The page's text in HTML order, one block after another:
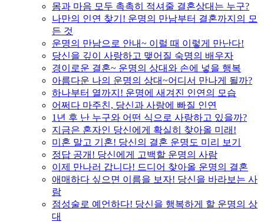
몸과 마음 모두 촉촉히 적셔줄 결혼상대는 누구?
나만의 인연 찾기! 운명의 만남부터 결혼까지의 모
든 것
운명의 만남으로 안내~ 이럴 때 이렇게 만난다!
당신을 깊이 사랑하고 맺어질 숙명의 배우자
경이로운 결혼~ 운명의 상대와 손에 넣을 행복
아름다운 나의 운명의 상대~어디서 만나게 될까?
하나부터 열까지! 운명에 새겨진 인연의 모습
어쩌다 마주친, 당신과 사랑에 빠질 인연
1년 후 난 누구와 어떤 식으로 사랑하고 있을까?
지금은 혼자인 당신에게 확실히 찾아올 미래!
미혼 말고 기혼! 당신의 결혼 운명도 미리 보기
정답 공개! 당신에게 고백할 운명의 사람
이제 만나러 갑니다! 드디어 찾아올 운명의 결혼
애매하다 싶으면 이름을 보자! 당신을 바라보는 사
람
점성술로 예언하다! 당신을 행복하게 할 운명의 상
대